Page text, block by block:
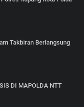
Takbiran Berlangsung
DI MAPOLDA NTT